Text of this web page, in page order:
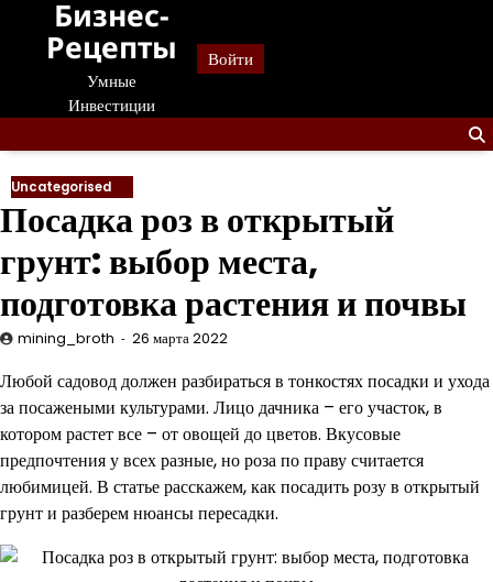
Перейти
содержанию
Бизнес-
Рецепты
Умные
Инвестиции
Войти
Uncategorised
Посадка роз в открытый
грунт: выбор места,
подготовка растения и почвы
mining_broth 26 марта 2022
Любой садовод должен разбираться в тонкостях посадки и ухода
за посажеными культурами. Лицо дачника – его участок, в
котором растет все – от овощей до цветов. Вкусовые
предпочтения у всех разные, но роза по праву считается
любимицей. В статье расскажем, как посадить розу в открытый
грунт и разберем нюансы пересадки.